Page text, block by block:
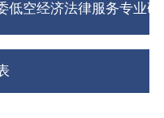
低空经济法律服务专业